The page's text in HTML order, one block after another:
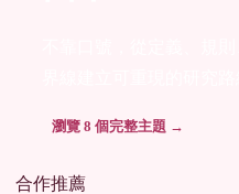
瀏覽 8 個完整主題 →
合作推薦